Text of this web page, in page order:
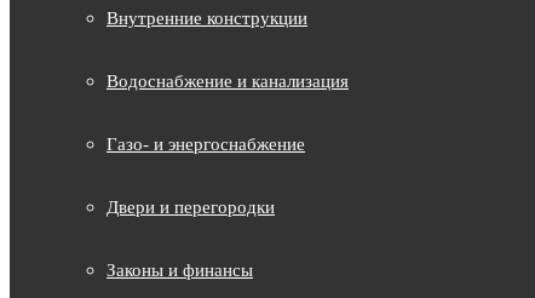
Внутренние конструкции
Водоснабжение и канализация
Газо- и энергоснабжение
Двери и перегородки
Законы и финансы